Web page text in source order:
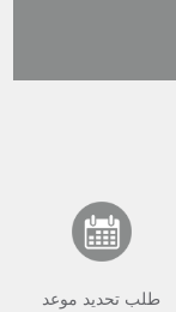
طلب تحديد موعد